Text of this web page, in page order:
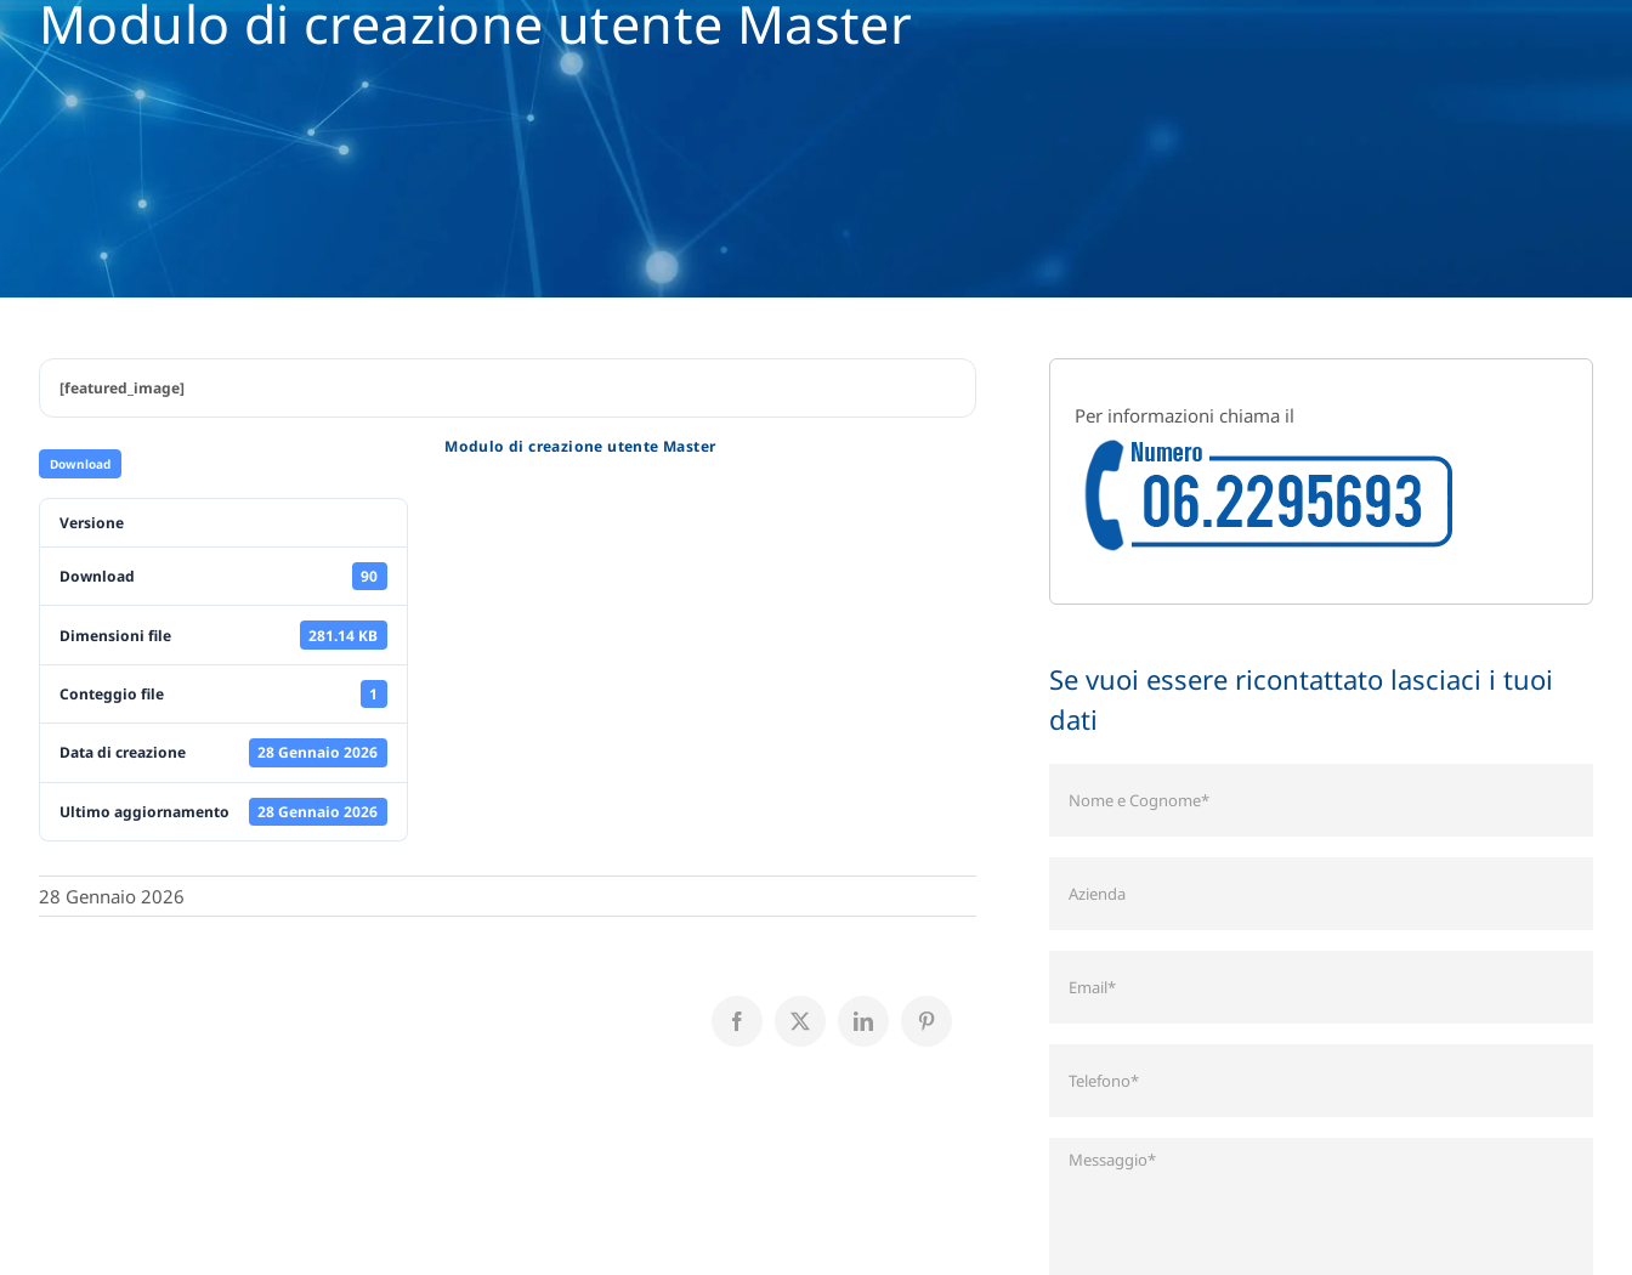
Modulo di creazione utente Master
[featured_image]
Download
Versione
Download 90
Dimensioni file 281.14 KB
Conteggio file 1
Data di creazione 28 Gennaio 2026
Ultimo aggiornamento 28 Gennaio 2026
Modulo di creazione utente Master
28 Gennaio 2026
Facebook
X LinkedInPinterest
Per informazioni chiama il
Se vuoi essere ricontattato lasciaci i tuoi
dati